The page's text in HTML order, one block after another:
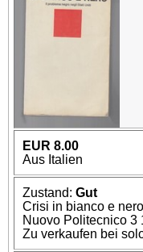
EUR 8.00
Aus Italien
Zustand: Gut
Crisi in bianco e
Nuovo Politecnico 3
Zu verkaufen bei